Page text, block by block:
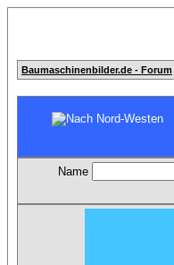
Baumaschinenbilder.de - Forum
Name